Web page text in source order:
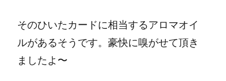
そのひいたカードに相当するアロマオイ
ルがあるそうです。豪快に嗅がせて頂き
ましたよ〜